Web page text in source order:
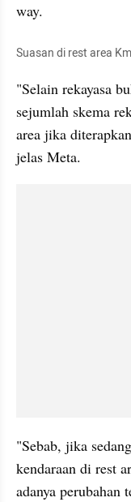
way.
Suasan di rest area
"Selain rekayasa
sejumlah skema
area jika
jelas Meta.
"Sebab, jika
kendaraan di rest
adanya perubahan